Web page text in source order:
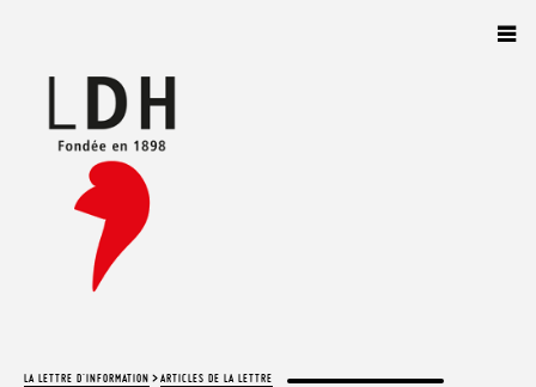
LA LETTRE D'INFORMATION >ARTICLES DE LA LETTRE